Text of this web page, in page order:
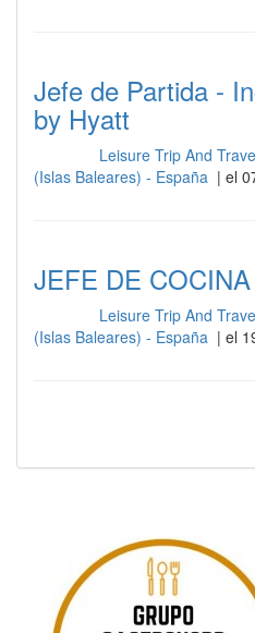
Jefe de Partida -
by Hyatt
Leisure Trip And
(Islas Baleares) - España | el
JEFE DE COCINA
Leisure Trip And
(Islas Baleares) - España | el